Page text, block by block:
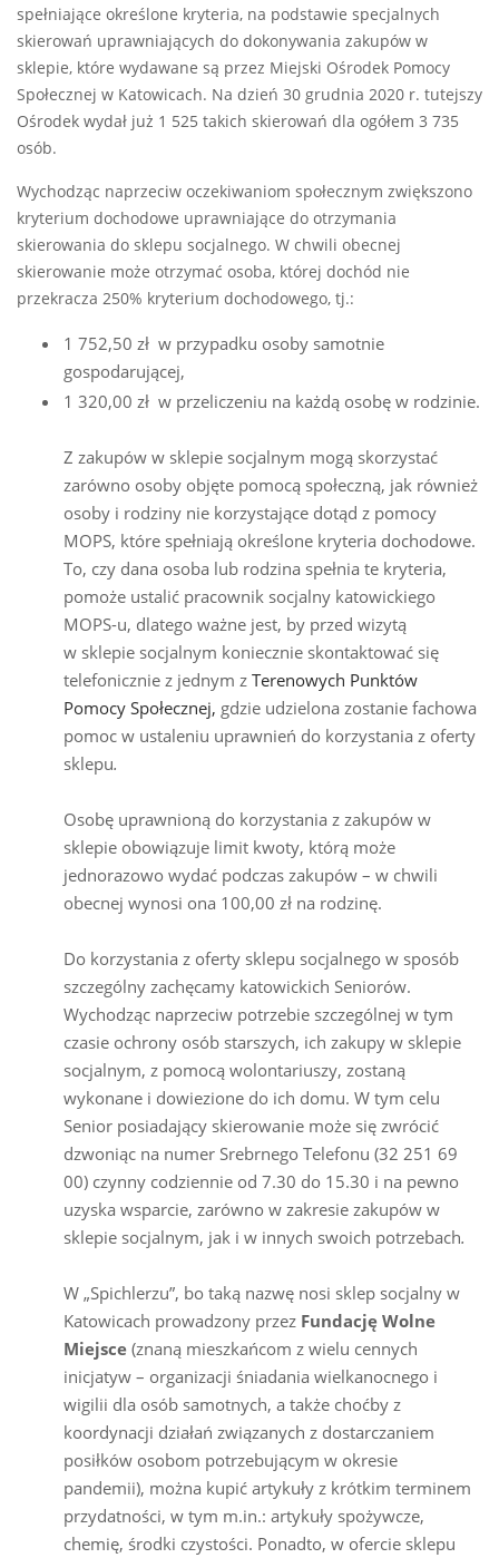
spełniające określone kryteria, na podstawie specjalnych
skierowań uprawniających do dokonywania zakupów w
sklepie, które wydawane są przez Miejski Ośrodek Pomocy
Społecznej w Katowicach. Na dzień 30 grudnia 2020 r. tutejszy
Ośrodek wydał już 1 525 takich skierowań dla ogółem 3 735
osób.
Wychodząc naprzeciw oczekiwaniom społecznym zwiększono
kryterium dochodowe uprawniające do otrzymania
skierowania do sklepu socjalnego. W chwili obecnej
skierowanie może otrzymać osoba, której dochód nie
przekracza 250% kryterium dochodowego, tj.:
1 752,50 zł w przypadku osoby samotnie
gospodarującej,
1 320,00 zł w przeliczeniu na każdą osobę w rodzinie.
Z zakupów w sklepie socjalnym mogą skorzystać
zarówno osoby objęte pomocą społeczną, jak również
osoby i rodziny nie korzystające dotąd z pomocy
MOPS, które spełniają określone kryteria dochodowe.
To, czy dana osoba lub rodzina spełnia te kryteria,
pomoże ustalić pracownik socjalny katowickiego
MOPS-u, dlatego ważne jest, by przed wizytą
w sklepie socjalnym koniecznie skontaktować się
telefonicznie z jednym z Terenowych Punktów
Pomocy Społecznej, gdzie udzielona zostanie fachowa
pomoc w ustaleniu uprawnień do korzystania z oferty
sklepu.
Osobę uprawnioną do korzystania z zakupów w
sklepie obowiązuje limit kwoty, którą może
jednorazowo wydać podczas zakupów – w chwili
obecnej wynosi ona 100,00 zł na rodzinę.
Do korzystania z oferty sklepu socjalnego w sposób
szczególny zachęcamy katowickich Seniorów.
Wychodząc naprzeciw potrzebie szczególnej w tym
czasie ochrony osób starszych, ich zakupy w sklepie
socjalnym, z pomocą wolontariuszy, zostaną
wykonane i dowiezione do ich domu. W tym celu
Senior posiadający skierowanie może się zwrócić
dzwoniąc na numer Srebrnego Telefonu (32 251 69
00) czynny codziennie od 7.30 do 15.30 i na pewno
uzyska wsparcie, zarówno w zakresie zakupów w
sklepie socjalnym, jak i w innych swoich potrzebach.
W „Spichlerzu”, bo taką nazwę nosi sklep socjalny w
Katowicach prowadzony przez Fundację Wolne
Miejsce (znaną mieszkańcom z wielu cennych
inicjatyw – organizacji śniadania wielkanocnego i
wigilii dla osób samotnych, a także choćby z
koordynacji działań związanych z dostarczaniem
posiłków osobom potrzebującym w okresie
pandemii), można kupić artykuły z krótkim terminem
przydatności, w tym m.in.: artykuły spożywcze,
chemię, środki czystości. Ponadto, w ofercie sklepu